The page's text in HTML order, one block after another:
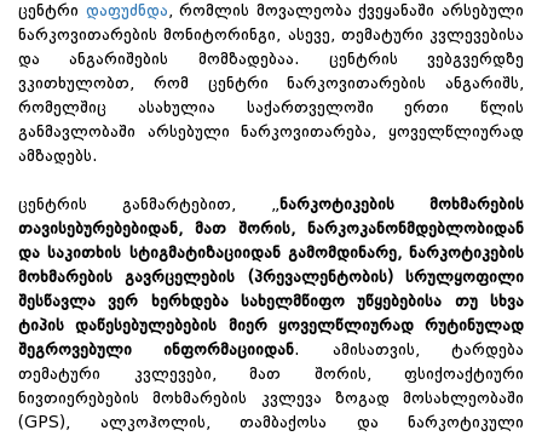
ცენტრი დაფუძნდა , რომლის მოვალეობა ქვეყანაში არსებული
ნარკოვითარების მონიტორინგი, ასევე, თემატური კვლევებისა
და ანგარიშების მომზადებაა. ცენტრის ვებგვერდზე
ვკითხულობთ, რომ ცენტრი ნარკოვითარების ანგარიშს,
რომელშიც ასახულია საქართველოში ერთი წლის
განმავლობაში არსებული ნარკოვითარება, ყოველწლიურად
ამზადებს.
ცენტრის განმარტებით, „ ნარკოტიკების მოხმარების
თავისებურებებიდან, მათ შორის, ნარკოკანონმდებლობიდან
და საკითხის სტიგმატიზაციიდან გამომდინარე, ნარკოტიკების
მოხმარების გავრცელების (პრევალენტობის) სრულყოფილი
შესწავლა ვერ ხერხდება სახელმწიფო უწყებებისა თუ სხვა
ტიპის დაწესებულებების მიერ ყოველწლიურად რუტინულად
შეგროვებული ინფორმაციიდან. ამისათვის, ტარდება
თემატური კვლევები, მათ შორის, ფსიქოაქტიური
ნივთიერებების მოხმარების კვლევა ზოგად მოსახლეობაში
(GPS), ალკოჰოლის, თამბაქოსა და ნარკოტიკული